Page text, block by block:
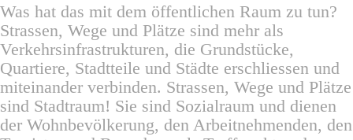
Was hat das mit dem öffentlichen Raum zu tun?
Strassen, Wege und Plätze sind mehr als
Verkehrsinfrastrukturen, die Grundstücke,
Quartiere, Stadtteile und Städte erschliessen und
miteinander verbinden. Strassen, Wege und Plätze
sind Stadtraum! Sie sind Sozialraum und dienen
der Wohnbevölkerung, den Arbeitnehmenden, den